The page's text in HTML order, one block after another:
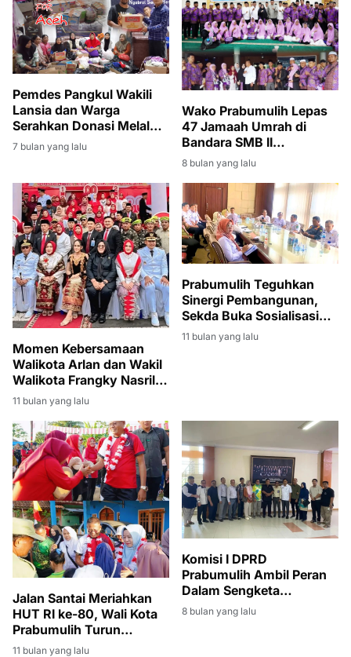
Pemdes Pangkul Wakili
Lansia dan Warga
Serahkan Donasi Melalui
YNIR dan PWI
7 bulan yang lalu
Wako Prabumulih Lepas
47 Jamaah Umrah di
Bandara SMB II
Palembang
8 bulan yang lalu
Momen Kebersamaan
Walikota Arlan dan Wakil
Walikota Frangky Nasril
Usai Upacara HUT RI ke-
11 bulan yang lalu
Prabumulih Teguhkan
Sinergi Pembangunan,
Sekda Buka Sosialisasi
Program Strategis
Nasional 2025–2029
11 bulan yang lalu
Jalan Santai Meriahkan
HUT RI ke-80, Wali Kota
Prabumulih Turun
Langsung Pimpin Warga
11 bulan yang lalu
Komisi I DPRD
Prabumulih Ambil Peran
Dalam Sengketa
Pelayanan Medis RS AR
Bunda
8 bulan yang lalu